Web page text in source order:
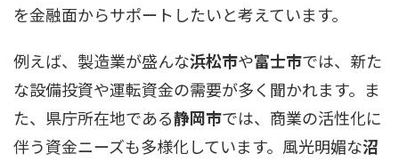
を金融面からサポートしたいと考えています。
例えば、製造業が盛んな浜松市や富士市では、新た
な設備投資や運転資金の需要が多く聞かれます。ま
た、県庁所在地である静岡市では、商業の活性化に
伴う資金ニーズも多様化しています。風光明媚な沼